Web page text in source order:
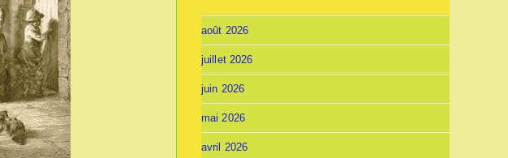
août 2026
juillet 2026
juin 2026
mai 2026
avril 2026